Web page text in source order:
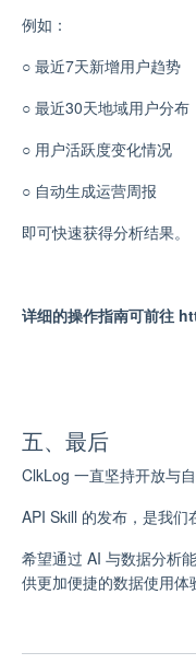
例如：
○ 最近7天新增用户趋势
○ 最近30天地域用户分布
○ 用户活跃度变化情况
○ 自动生成运营周报
即可快速获得分析结果。
详细的操作指南可前往
五、最后
ClkLog 一直坚持开放与
API Skill 的发布，是我们
希望通过 AI 与数据分析
供更加便捷的数据使用体